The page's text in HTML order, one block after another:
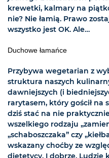
krewetki, kalmary na
nie? Nie łamią. Prawo
wszystko jest OK. Ale…
Duchowe łamańce
Przybywa wegetarian z
struktura naszych
dawniejszych (i
rarytasem, który gościł na
dziś stać na nie
wszelkiego rodzaju
„schaboszczaka” czy
wskazany choćby ze
dietetycy. I dobrze.